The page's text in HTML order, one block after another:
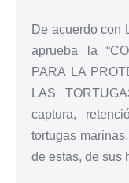
De acuerdo con
aprueba la
PARA LA
LAS
captura,
tortugas
de estas, de sus